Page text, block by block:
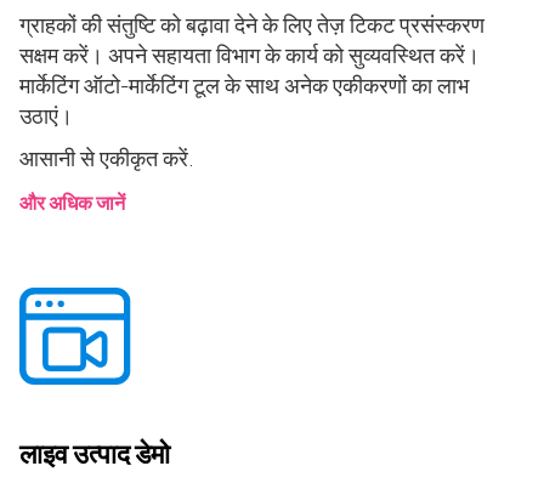
ग्राहकों की संतुष्टि को बढ़ावा देने के लिए तेज़ टिकट प्रसंस्करण
सक्षम करें। अपने सहायता विभाग के कार्य को सुव्यवस्थित करें।
मार्केटिंग ऑटो-मार्केटिंग टूल के साथ अनेक एकीकरणों का लाभ
उठाएं।
आसानी से एकीकृत करें.
और अधिक जानें
लाइव उत्पाद डेमो